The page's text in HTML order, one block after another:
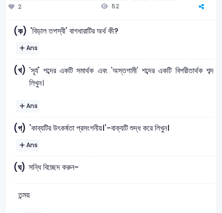
2
52
(ক) 'বিড়াল তপস্বী' বাগধারাটির অর্থ কী?
Ans
(খ) 'সূর্য' শব্দের একটি সমার্থক এবং 'অস্তগামী' শব্দের একটি বিপরীতার্থক শব্দ
লিখুন।
Ans
(গ) 'কাব্যটির উৎকর্ষতা প্রসংশনীয়।'-বাক্যটি শুদ্ধ করে লিখুন।
Ans
(ঘ) সন্ধি বিচ্ছেদ করুন-
তন্ময়